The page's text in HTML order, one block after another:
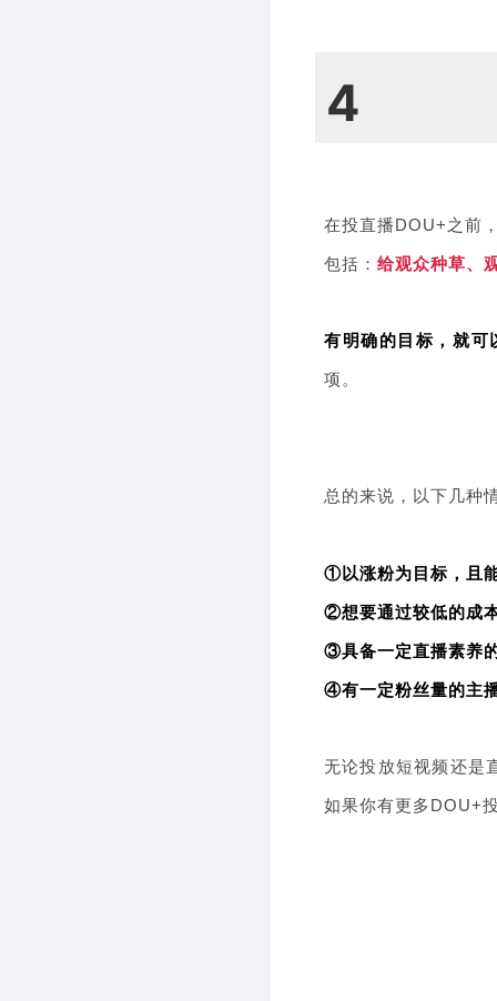
4
在投直播DOU+之前
包括： 给观众种草、
有明确的目标，就可
项。
总的来说，以下几种
①以涨粉为目标，且
②想要通过较低的成
③具备一定直播素养
④有一定粉丝量的主
无论投放短视频还是
如果你有更多DOU+